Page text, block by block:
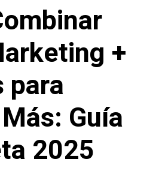
+
para
Guía
2025